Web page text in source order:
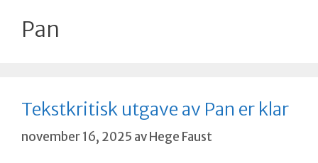
Pan
Tekstkritisk utgave av Pan er klar
november 16, 2025 avHege Faust